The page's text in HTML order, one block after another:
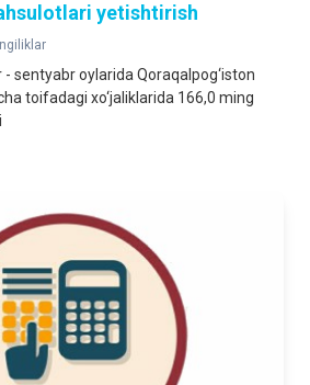
yetishtirish
sentyabr oylarida Qoraqalpog‘iston
toifadagi xo‘jaliklarida 166,0 ming